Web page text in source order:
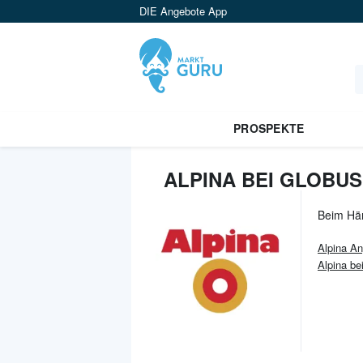
DIE Angebote App
PROSPEKTE
ALPINA BEI
Beim
Alpina
Alpina